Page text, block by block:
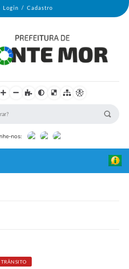
Login / Cadastro
nos:
TRÂNSITO